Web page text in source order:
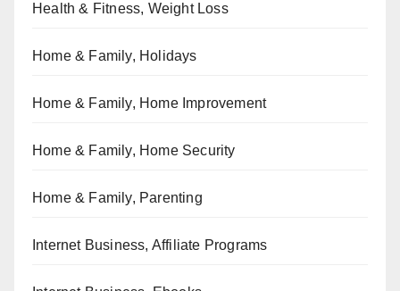
Health & Fitness, Weight Loss
Home & Family, Holidays
Home & Family, Home Improvement
Home & Family, Home Security
Home & Family, Parenting
Internet Business, Affiliate Programs